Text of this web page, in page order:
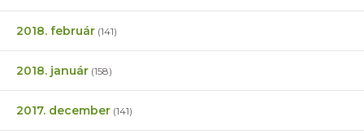
2018. február (141)
2018. január (158)
2017. december (141)